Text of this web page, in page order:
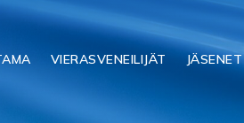
VIERASVENEILIJÄT JÄSENET